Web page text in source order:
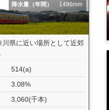
降水量（年間）
1496mm
県に近い場所として近郊
514(a)
3.08%
3,060(千本)